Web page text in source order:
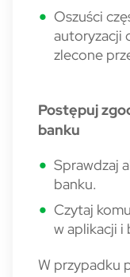
Oszuści
autoryzacji
zlecone
Postępuj
banku
Sprawdzaj
banku.
Czytaj
w aplikacji
W przypadku